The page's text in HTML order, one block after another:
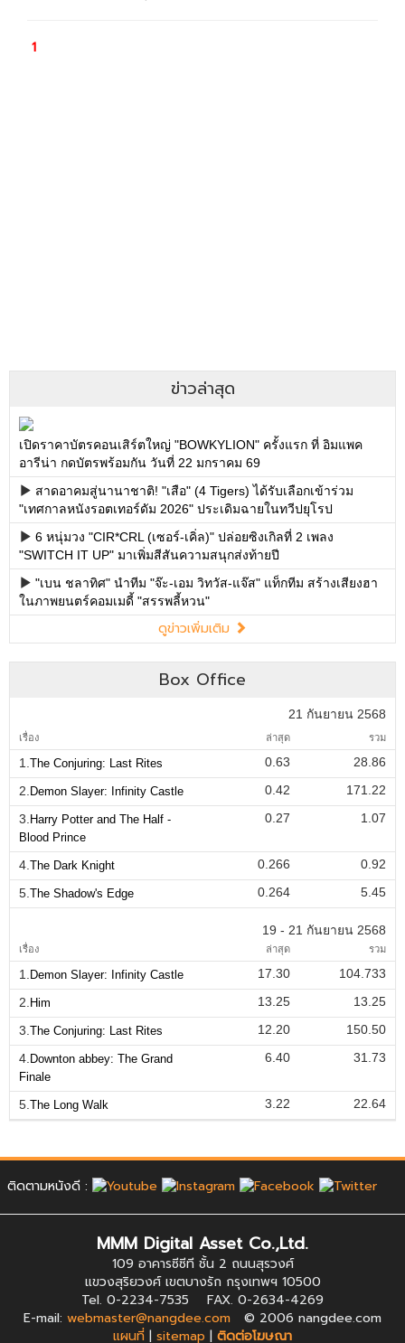
ข่าวล่าสุด
เปิดราคาบัตรคอนเสิร์ตใหญ่ "BOWKYLION" ครั้งแรก ที่ อิมแพค
อารีน่า กดบัตรพร้อมกัน วันที่ 22 มกราคม 69
สาดอาคมสู่นานาชาติ! "เสือ" (4 Tigers) ได้รับเลือกเข้าร่วม
"เทศกาลหนังรอตเทอร์ดัม 2026" ประเดิมฉายในทวีปยุโรป
6 หนุ่มวง "CIR*CRL (เซอร์-เคิ่ล)" ปล่อยซิงเกิลที่ 2 เพลง
"SWITCH IT UP" มาเพิ่มสีสันความสนุกส่งท้ายปี
"เบน ชลาทิศ" นำทีม "จ๊ะ-เอม วิทวัส-แจ๊ส" แท็กทีม สร้างเสียงฮา
ในภาพยนตร์คอมเมดี้ "สรรพลี้หวน"
ดูข่าวเพิ่มเติม
Box Office
21 กันยายน 2568
เรื่อง ล่าสุด รวม
1. The Conjuring: Last Rites 0.63
28.86
2. Demon Slayer: Infinity Castle 0.42
171.22
3. Harry Potter and The Half -
Blood Prince
0.27 1.07
4. The Dark Knight 0.266
0.92
5. The Shadow's Edge 0.264 5.45
19 - 21 กันยายน 2568
เรื่อง ล่าสุด รวม
1. Demon Slayer: Infinity Castle 17.30
104.733
2. Him 13.25
13.25
3. The Conjuring: Last Rites 12.20
150.50
4. Downton abbey: The Grand
Finale
6.40 31.73
5. The Long Walk 3.22 22.64
ติดตามหนังดี :
MMM Digital Asset Co.,Ltd.
109 อาคารซีซีที ชั้น 2 ถนนสุรวงศ์
แขวงสุริยวงศ์ เขตบางรัก กรุงเทพฯ 10500
Tel. 0-2234-7535 FAX. 0-2634-4269
E-mail: webmaster@nangdee.com © 2006 nangdee.com
แผนที่ | sitemap | ติดต่อโฆษณา